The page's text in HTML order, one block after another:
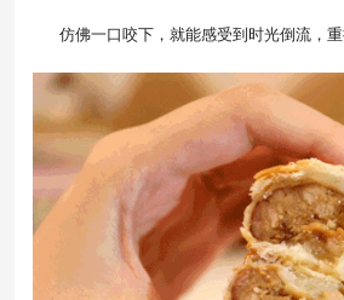
仿佛一口咬下，就能感受到时光倒流，